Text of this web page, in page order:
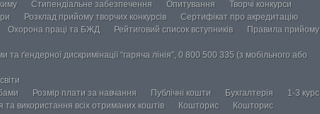
Стипендіальне забезпечення Опитування
Творчі конкурси
Розклад прийому творчих конкурсів
Сертифікат про акредитацію
Охорона праці та БЖД Рейтиговий список вступників
Правила прийому
ґендерної дискримінації “гаряча лінія”, 0 800 500 335 (з мобільного або
Розмір плати за навчання Публічні кошти Бухгалтерія
1-3 курс
використання всіх отриманих коштів Кошторис
Кошторис